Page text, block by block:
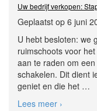
Uw bedrijf verkopen:
Geplaatst op 6 juni
U hebt besloten: we
ruimschoots voor
aan te raden om
schakelen. Dit dient
geniet en die het …
Lees meer ›